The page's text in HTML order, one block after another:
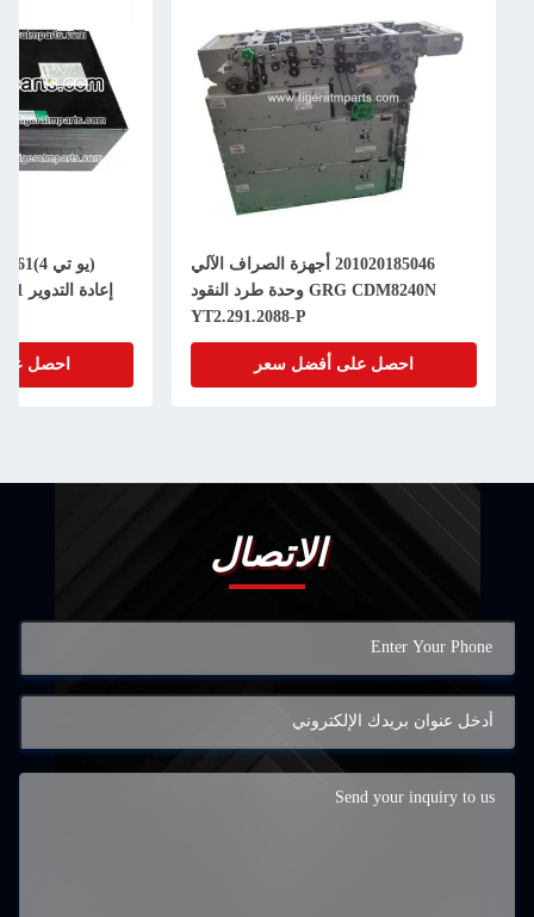
201020185046 أجهزة الصراف الآلي
GRG CDM8240N وحدة طرد النقود
YT2.291.2088-P
احصل على أفضل سعر احصل
الاتصال